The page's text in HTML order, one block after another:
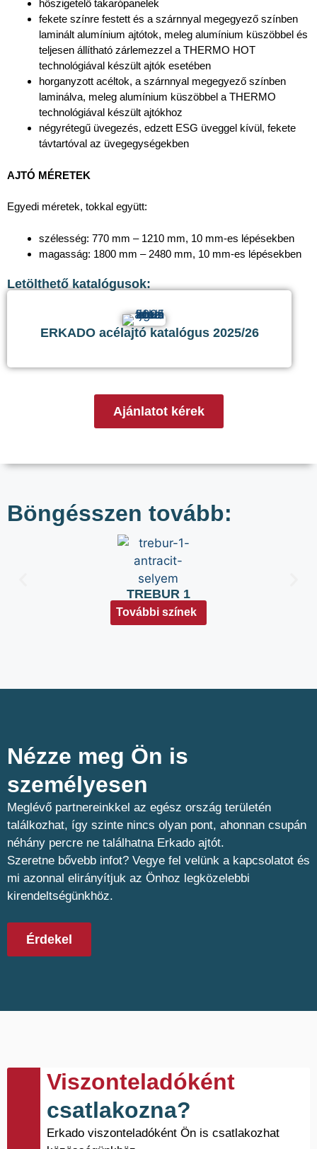
hőszigetelő takarópanelek
fekete színre festett és a szárnnyal megegyező színben
laminált alumínium ajtótok, meleg alumínium küszöbbel és
teljesen állítható zárlemezzel a THERMO HOT
technológiával készült ajtók esetében
horganyzott acéltok, a szárnnyal megegyező színben
laminálva, meleg alumínium küszöbbel a THERMO
technológiával készült ajtókhoz
négyrétegű üvegezés, edzett ESG üveggel kívül, fekete
távtartóval az üvegegységekben
AJTÓ MÉRETEK
Egyedi méretek, tokkal együtt:
szélesség: 770 mm – 1210 mm, 10 mm-es lépésekben
magasság: 1800 mm – 2480 mm, 10 mm-es lépésekben
Letölthető katalógusok:
ERKADO acélajtó katalógus 2025/26
Ajánlatot kérek
Böngésszen tovább:
TREBUR 1
További színek
Nézze meg Ön is
személyesen​
Meglévő partnereinkkel az egész ország területén
találkozhat, így szinte nincs olyan pont, ahonnan csupán
néhány percre ne találhatna Erkado ajtót.
Szeretne bővebb infot? Vegye fel velünk a kapcsolatot és
mi azonnal elirányítjuk az Önhoz legközelebbi
kirendeltségünkhöz.
Érdekel
Viszonteladóként
csatlakozna?
Erkado viszonteladóként Ön is csatlakozhat